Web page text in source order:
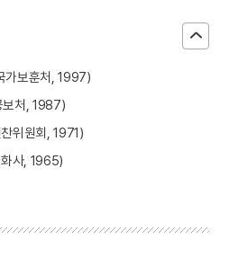
가보훈처, 1997)
보처, 1987)
찬위원회, 1971)
화사, 1965)